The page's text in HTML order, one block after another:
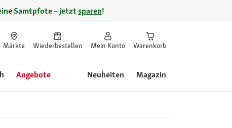
Samtpfote – jetztsparen!
Märkte Wiederbestellen Mein Konto Warenkorb
Angebote Neuheiten Magazin